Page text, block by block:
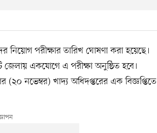
নিয়োগ পরীক্ষার তারিখ ঘোষণা করা হয়েছে।
একযোগে এ পরীক্ষা অনুষ্ঠিত হবে।
নভেম্বর) খাদ্য অধিদপ্তরের এক বিজ্ঞপ্তিতে